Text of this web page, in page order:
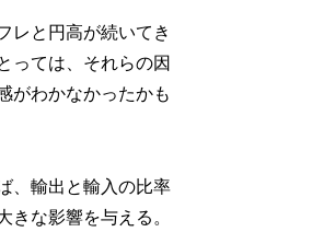
レと円高が続いてき
っては、それらの因
がわかなかったかも
、輸出と輸入の比率
きな影響を与える。